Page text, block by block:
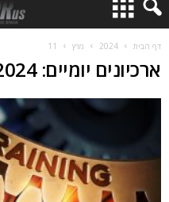
דף הבית 2024 מרץ 11
ארכיונים יומיים: 11/03/2024